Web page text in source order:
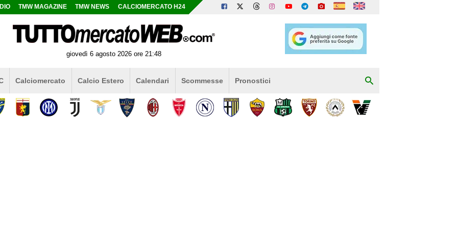
TMW MAGAZINE TMW NEWS CALCIOMERCATO H24
giovedì 6 agosto 2026 ore 21:48
Calciomercato Calcio Estero Calendari Scommesse Pronostici